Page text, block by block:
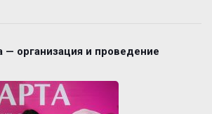
— организация и проведение